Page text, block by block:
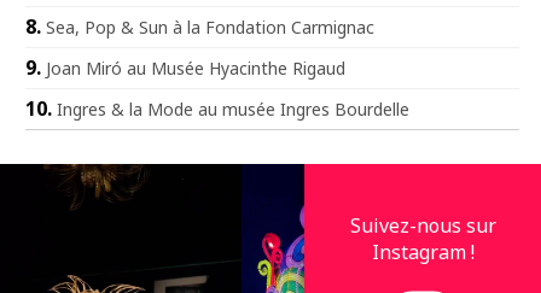
Sea, Pop & Sun à la Fondation Carmignac
Joan Miró au Musée Hyacinthe Rigaud
Ingres & la Mode au musée Ingres Bourdelle
Suivez-nous sur
Instagram !